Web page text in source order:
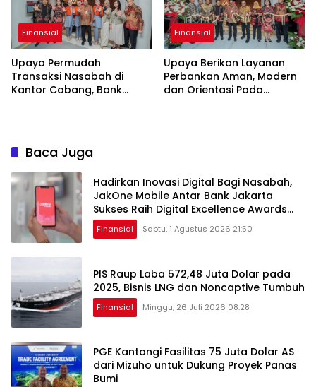
Finansial
Upaya Permudah
Transaksi Nasabah di
Kantor Cabang, Bank
Finansial
Upaya Berikan Layanan
Perbankan Aman, Modern
dan Orientasi Pada
Baca Juga
Hadirkan Inovasi Digital Bagi Nasabah,
JakOne Mobile Antar Bank Jakarta
Sukses Raih Digital Excellence Awards
2026
Finansial Sabtu, 1 Agustus 2026 21:50
PIS Raup Laba 572,48 Juta Dolar pada
2025, Bisnis LNG dan Noncaptive Tumbuh
Finansial Minggu, 26 Juli 2026 08:28
PGE Kantongi Fasilitas 75 Juta Dolar AS
dari Mizuho untuk Dukung Proyek Panas
Bumi